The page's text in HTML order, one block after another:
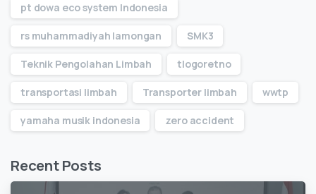
pt dowa eco system Indonesia
rs muhammadiyah lamongan SMK3
Teknik Pengolahan Limbah tlogoretno
transportasi limbah Transporter limbah wwtp
yamaha musik indonesia zero accident
Recent Posts